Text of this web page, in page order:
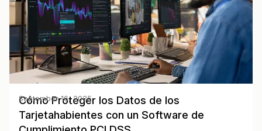
Cómo Proteger los Datos de los
Tarjetahabientes con un Software de
September 16, 2025